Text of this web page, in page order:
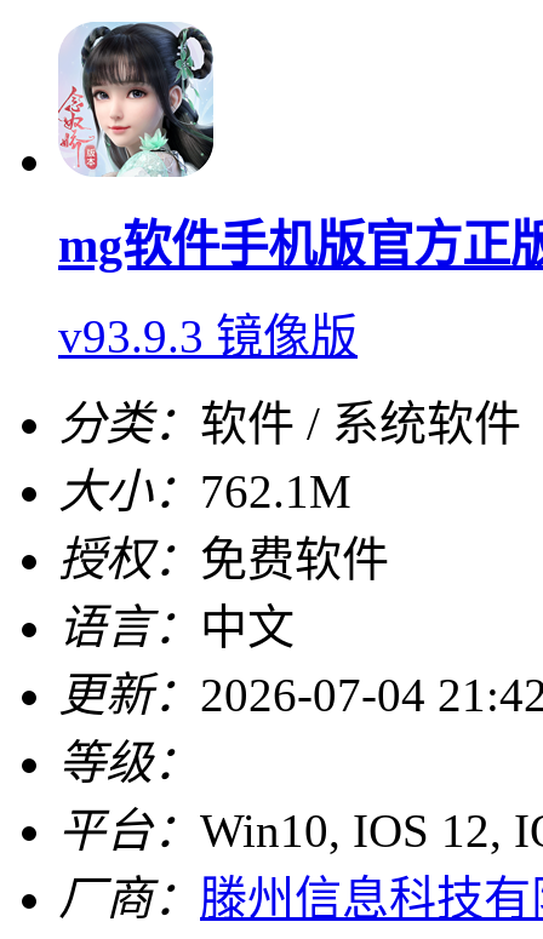
mg软件手机版官方正
v93.9.3 镜像版
分类： 软件 / 系统软件
大小： 762.1M
授权： 免费软件
语言： 中文
更新： 2026-07-04
等级：
平台： Win10, IOS 12,
厂商： 滕州信息科技